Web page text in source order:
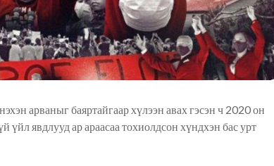
арваныг баяртайгаар хүлээн авах гэсэн ч 2020 он
үйл явдлууд ар араасаа тохиолдсон хүндхэн бас урт